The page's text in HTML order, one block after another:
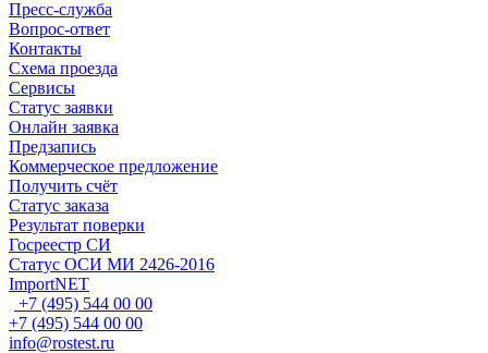
Пресс-служба
Вопрос-ответ
Контакты
Схема проезда
Сервисы
Статус заявки
Онлайн заявка
Предзапись
Коммерческое предложение
Получить счёт
Статус заказа
Результат поверки
Госреестр СИ
Статус ОСИ МИ 2426-2016
ImportNET
+7 (495) 544 00 00
+7 (495) 544 00 00
info@rostest.ru